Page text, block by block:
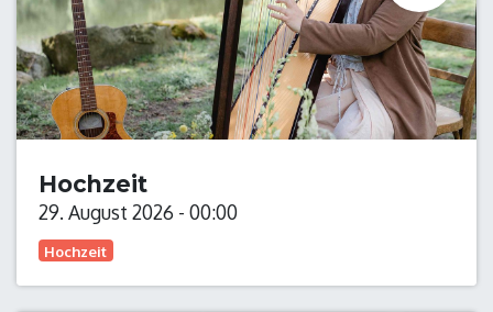
Hochzeit
29. August 2026 - 00:00
Hochzeit